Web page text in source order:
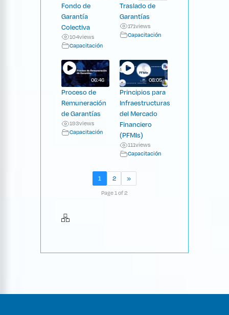
Fondo de
Garantía
Colectiva
104views
Capacitación
Traslado de
Garantías
171views
Capacitación
06:46
Proceso de
Remuneración
de Garantías
193views
Capacitación
08:05
Principios para
Infraestructuras
del Mercado
Financiero
(PFMIs)
111views
Capacitación
1 2 »
Page 1 of 2